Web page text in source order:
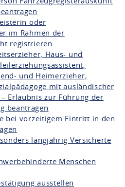
oder
im Rahmen der
registrieren
Haus- und
und Heimerzieher,
mit ausländischer
Erlaubnis zur Führung der
beantragen
bei vorzeitigem Eintritt in den
langjährig Versicherte
Menschen
ausstellen